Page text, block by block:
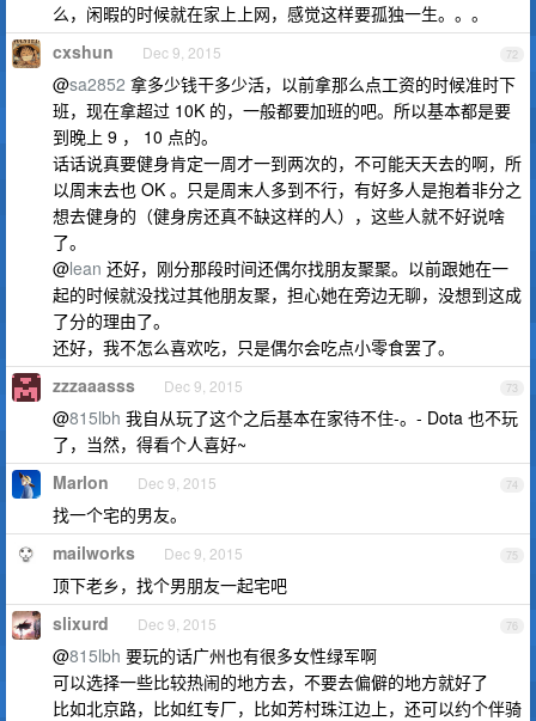
么，闲暇的时候就在家上上网，感觉这样要孤独一生。。。
72
cxshun Dec 9, 2015
@sa2852 拿多少钱干多少活，以前拿那么点工资的时候准时下
班，现在拿超过 10K 的，一般都要加班的吧。所以基本都是要
到晚上 9 ， 10 点的。
话话说真要健身肯定一周才一到两次的，不可能天天去的啊，所
以周末去也 OK 。只是周末人多到不行，有好多人是抱着非分之
想去健身的（健身房还真不缺这样的人），这些人就不好说啥
了。
@lean 还好，刚分那段时间还偶尔找朋友聚聚。以前跟她在一
起的时候就没找过其他朋友聚，担心她在旁边无聊，没想到这成
了分的理由了。
还好，我不怎么喜欢吃，只是偶尔会吃点小零食罢了。
73
zzzaaasss Dec 9, 2015
@815lbh 我自从玩了这个之后基本在家待不住-。- Dota 也不玩
了，当然，得看个人喜好~
74
Marlon Dec 9, 2015
找一个宅的男友。
75
mailworks Dec 9, 2015
顶下老乡，找个男朋友一起宅吧
76
slixurd Dec 9, 2015
@815lbh 要玩的话广州也有很多女性绿军啊
可以选择一些比较热闹的地方去，不要去偏僻的地方就好了
比如北京路，比如红专厂，比如芳村珠江边上，还可以约个伴骑